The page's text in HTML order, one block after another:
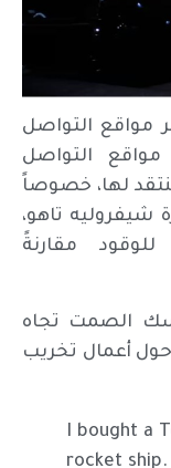
مواقع التواصل
مواقع التواصل
لها، خصوصاً
شيفروليه تاهو،
مقارنةً
الصمت تجاه
أعمال تخريب
I bought a
rocket